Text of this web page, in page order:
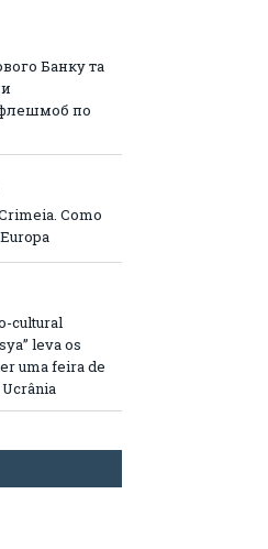
Банку та
по
Como
cultural
leva os
uma feira de